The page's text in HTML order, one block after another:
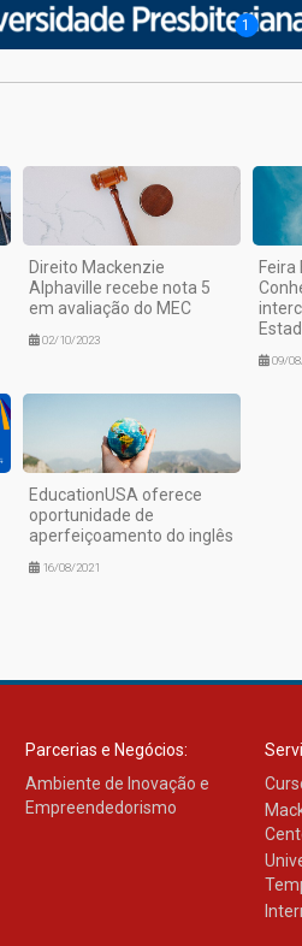
1
Direito Mackenzie
Alphaville recebe nota 5
em avaliação do MEC
02/10/2023
Feira
09/
EducationUSA oferece
oportunidade de
aperfeiçoamento do inglês
16/08/2021
Parcerias e Negócios:
Ambiente de Inovação e
Empreendedorismo